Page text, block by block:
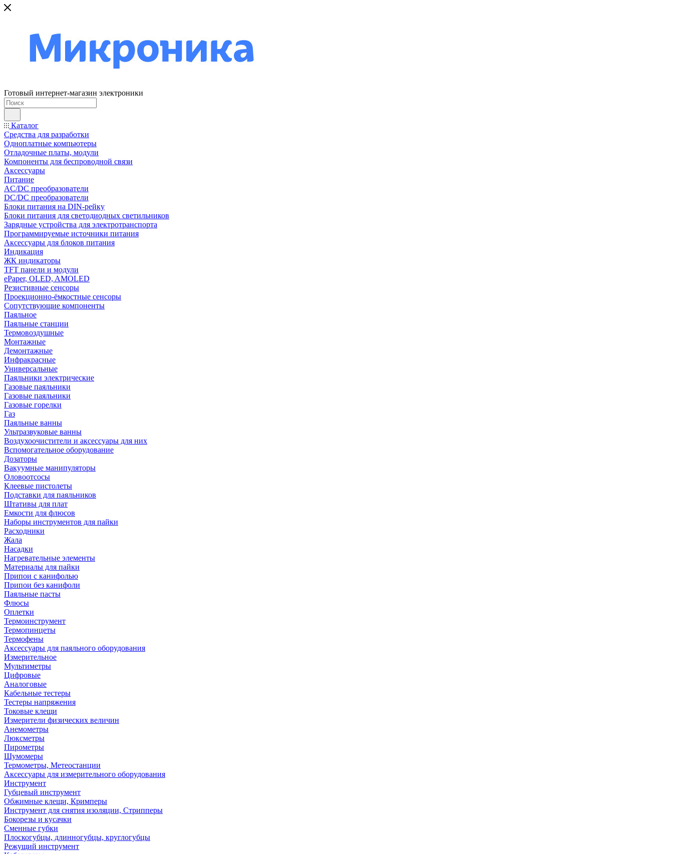
Готовый интернет-магазин электроники
Каталог
Средства для разработки
Одноплатные компьютеры
Отладочные платы, модули
Компоненты для беспроводной связи
Аксессуары
Питание
AC/DC преобразователи
DC/DC преобразователи
Блоки питания на DIN-рейку
Блоки питания для светодиодных светильников
Зарядные устройства для электротранспорта
Программируемые источники питания
Аксессуары для блоков питания
Индикация
ЖК индикаторы
TFT панели и модули
ePaper, OLED, AMOLED
Резистивные сенсоры
Проекционно-ёмкостные сенсоры
Сопутствующие компоненты
Паяльное
Паяльные станции
Термовоздушные
Монтажные
Демонтажные
Инфракрасные
Универсальные
Паяльники электрические
Газовые паяльники
Газовые паяльники
Газовые горелки
Газ
Паяльные ванны
Ультразвуковые ванны
Воздухоочистители и аксессуары для них
Вспомогательное оборудование
Дозаторы
Вакуумные манипуляторы
Оловоотсосы
Клеевые пистолеты
Подставки для паяльников
Штативы для плат
Емкости для флюсов
Наборы инструментов для пайки
Расходники
Жала
Насадки
Нагревательные элементы
Материалы для пайки
Припои с канифолью
Припои без канифоли
Паяльные пасты
Флюсы
Оплетки
Термоинструмент
Термопинцеты
Термофены
Аксессуары для паяльного оборудования
Измерительное
Мультиметры
Цифровые
Аналоговые
Кабельные тестеры
Тестеры напряжения
Токовые клещи
Измерители физических величин
Анемометры
Люксметры
Пирометры
Шумомеры
Термометры, Метеостанции
Аксессуары для измерительного оборудования
Инструмент
Губцевый инструмент
Обжимные клещи, Кримперы
Инструмент для снятия изоляции, Стрипперы
Бокорезы и кусачки
Сменные губки
Плоскогубцы, длинногубцы, круглогубцы
Режущий инструмент